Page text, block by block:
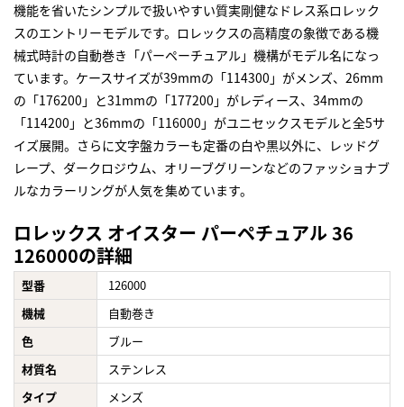
機能を省いたシンプルで扱いやすい質実剛健なドレス系ロレック
スのエントリーモデルです。ロレックスの高精度の象徴である機
械式時計の自動巻き「パーペーチュアル」機構がモデル名になっ
ています。ケースサイズが39mmの「114300」がメンズ、26mm
の「176200」と31mmの「177200」がレディース、34mmの
「114200」と36mmの「116000」がユニセックスモデルと全5サ
イズ展開。さらに文字盤カラーも定番の白や黒以外に、レッドグ
レープ、ダークロジウム、オリーブグリーンなどのファッショナブ
ルなカラーリングが人気を集めています。
ロレックス オイスター パーペチュアル 36
126000の詳細
型番
126000
機械
自動巻き
色
ブルー
材質名
ステンレス
タイプ
メンズ